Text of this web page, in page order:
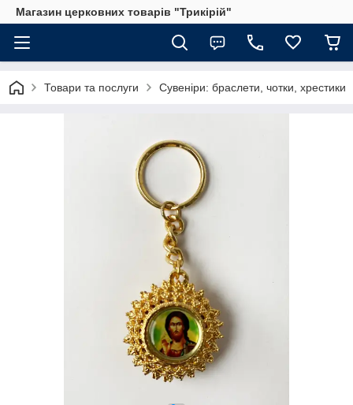
Магазин церковних товарів "Трикірій"
Товари та послуги Сувеніри: браслети, чотки, хрестики